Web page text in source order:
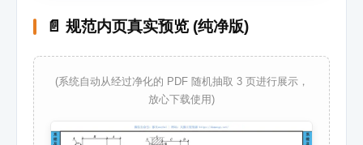
📄 规范内页真实预览 (纯净版)
(系统自动从经过净化的 PDF 随机抽取 3 页进行展示，
放心下载使用)